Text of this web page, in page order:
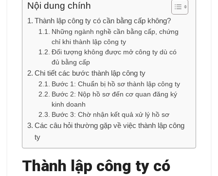
Nội dung chính
Thành lập công ty có cần bằng cấp không?
Những ngành nghề cần bằng cấp, chứng
chỉ khi thành lập công ty
Đối tượng không được mở công ty dù có
đủ bằng cấp
Chi tiết các bước thành lập công ty
Bước 1: Chuẩn bị hồ sơ thành lập công ty
Bước 2: Nộp hồ sơ đến cơ quan đăng ký
kinh doanh
Bước 3: Chờ nhận kết quả xử lý hồ sơ
Các câu hỏi thường gặp về việc thành lập công
ty
Thành lập công ty có